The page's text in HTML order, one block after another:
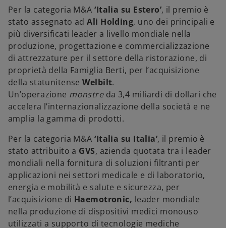
Per la categoria M&A‘Italia su Estero’, il premio è
stato assegnato adAli Holding, uno dei principali e
più diversificati leader a livello mondiale nella
produzione, progettazione e commercializzazione
di attrezzature per il settore della ristorazione, di
proprietà della Famiglia Berti, per l’acquisizione
della statunitenseWelbilt.
Un’operazione monstreda 3,4 miliardi di dollari che
accelera l’internazionalizzazione della società e ne
amplia la gamma di prodotti.
Per la categoria M&A‘Italia su Italia’, il premio è
stato attribuito a GVS, azienda quotata tra i leader
mondiali nella fornitura di soluzioni filtranti per
applicazioni nei settori medicale e di laboratorio,
energia e mobilità e salute e sicurezza, per
l’acquisizione di Haemotronic, leader mondiale
nella produzione di dispositivi medici monouso
utilizzati a supporto di tecnologie mediche